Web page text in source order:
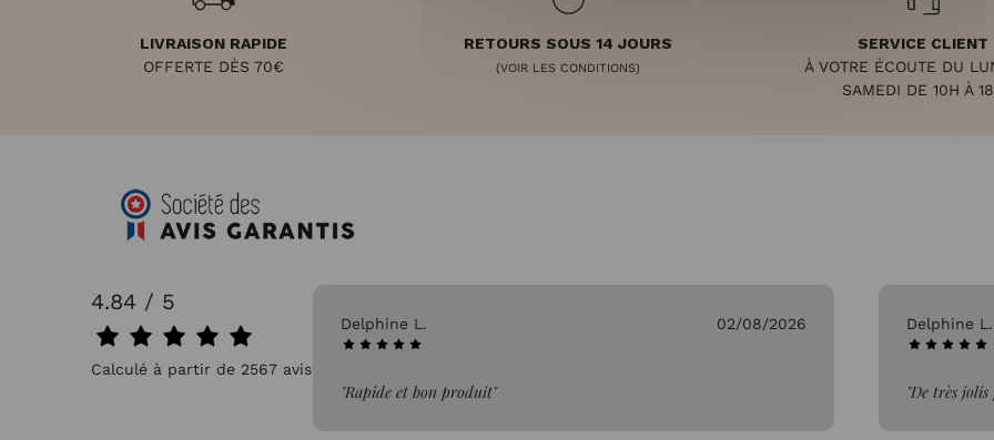
LIVRAISON RAPIDE
OFFERTE DÈS 70€
RETOURS SOUS 14 JOURS
(VOIR LES CONDITIONS)
SERVICE CLIENT
À VOTRE ÉCOUTE DU
SAMEDI DE 10H À
4.84 / 5
Calculé à partir de 2567 avis.
06/08/2026 Delphine L. 02/08/2026
"Rapide et bon produit"
Delphine L.
"De très